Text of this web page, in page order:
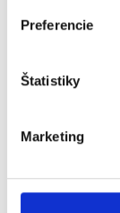
Preferencie
Štatistiky
Marketing
Sme
Je pre nás
nákupom
jednoduchú
a férovú